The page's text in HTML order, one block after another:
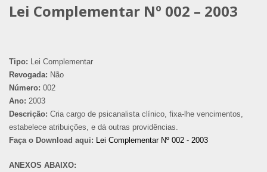
Lei Complementar Nº 002 – 2003
Tipo: Lei Complementar
Revogada: Não
Número: 002
Ano: 2003
Descrição: Cria cargo de psicanalista clínico, fixa-lhe vencimentos,
estabelece atribuições, e dá outras providências.
Faça o Download aqui: Lei Complementar Nº 002 - 2003
ANEXOS ABAIXO: